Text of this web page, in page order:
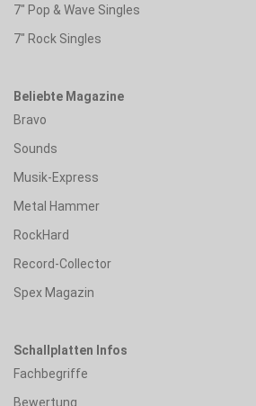
7" Pop & Wave Singles
7" Rock Singles
Beliebte Magazine
Bravo
Sounds
Musik-Express
Metal Hammer
RockHard
Record-Collector
Spex Magazin
Schallplatten Infos
Fachbegriffe
Bewertung